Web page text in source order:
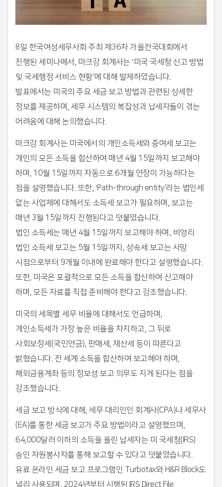
8일 한국여성세무사회 주최 제36차 가을전국대회에서
진행된 세미나에서, 마크강 회계사는 ‘미국 국세청 신고 방법
및 국세행정 서비스 현황’에 대해 발제하였습니다.
발표에서는 미국의 주요 세금 보고 방법과 관련된 상세한
정보를 제공하며, 세무 시스템의 복잡성과 납세자들이 겪는
어려움에 대해 논의했습니다.
마크강 회계사는 미국에서의 개인소득세와 증여세 보고는
개인의 모든 소득을 합산하여 매년 4월 15일까지 보고해야
하며, 10월 15일까지 자동으로 6개월 연장이 가능하다는
점을 설명했습니다. 또한, ‘Path-through entity’라는 법인세
없는 사업체에 대해서도 소득세 보고가 필요하며, 보고는
매년 3월 15일까지 진행된다고 덧붙였습니다.
법인 소득세는 매년 4월 15일까지 보고해야 하며, 비영리
법인 소득세 보고는 5월 15일까지, 상속세 보고는 사망
시점으로부터 9개월 이내에 완료해야 한다고 설명했습니다.
또한, 미국은 포괄적으로 모든 소득을 합산하여 신고해야
하며, 모든 자료를 직접 준비해야 한다고 강조했습니다.
미국의 세목별 세무 비율에 대해서도 언급하며,
개인소득세가 가장 높은 비율을 차지하고, 그 뒤로
사회보장세(국민연금), 판매세, 재산세 등이 따른다고
밝혔습니다. 전 세계 소득을 합산하여 보고해야 하며,
해외금융계좌 등의 정보성 보고 의무도 지게 된다는 점을
강조했습니다.
세금 보고 방식에 대해, 세무 대리인인 회계사(CPA)나 세무사
(EA)를 통한 세금 보고가 주요 방법이라고 설명했으며,
64,000달러 이하의 소득을 올린 납세자는 미 국세청(IRS)
승인 자원봉사자를 통해 보고할 수 있다고 덧붙였습니다.
유료 온라인 세금 보고 프로그램인 Turbotax와 H&R Block도
널리 사용되며, 2024년부터 시행된 IRS Direct File